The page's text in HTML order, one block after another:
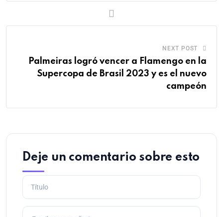
NEXT POST
Palmeiras logró vencer a Flamengo en la
Supercopa de Brasil 2023 y es el nuevo
campeón
Deje un comentario sobre esto